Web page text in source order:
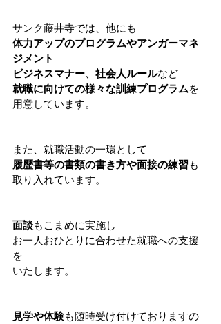
サンク藤井寺では、他にも
体力アップのプログラムやアンガーマネ
ジメント
ビジネスマナー、社会人ルールなど
就職に向けての様々な訓練プログラムを
用意しています。
また、就職活動の一環として
履歴書等の書類の書き方や面接の練習も
取り入れています。
面談もこまめに実施し
お一人おひとりに合わせた就職への支援
を
いたします。
見学や体験も随時受け付けておりますの